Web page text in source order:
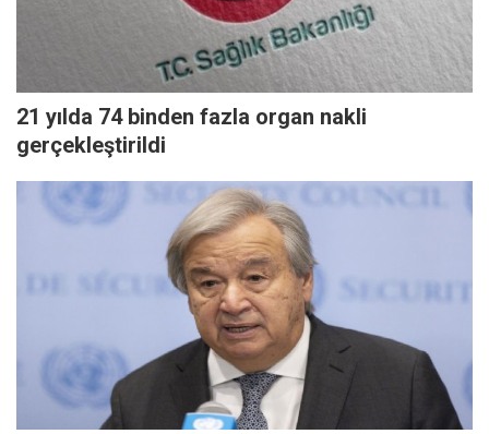
21 yılda 74 binden fazla organ nakli
gerçekleştirildi